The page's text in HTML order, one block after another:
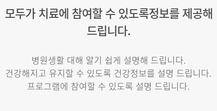
모두가 치료에 참여할 수 있도록정보를 제공해
드립니다.
병원생활 대해 알기 쉽게 설명해 드립니다.
건강해지고 유지할 수 있도록 건강정보를 설명 드립니다.
프로그램에 참여할 수 있도록 설명 드립니다.